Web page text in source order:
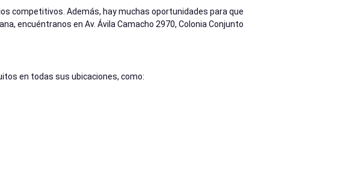
competitivos. Además, hay muchas oportunidades para que
encuéntranos en Av. Ávila Camacho 2970, Colonia Conjunto
en todas sus ubicaciones, como: